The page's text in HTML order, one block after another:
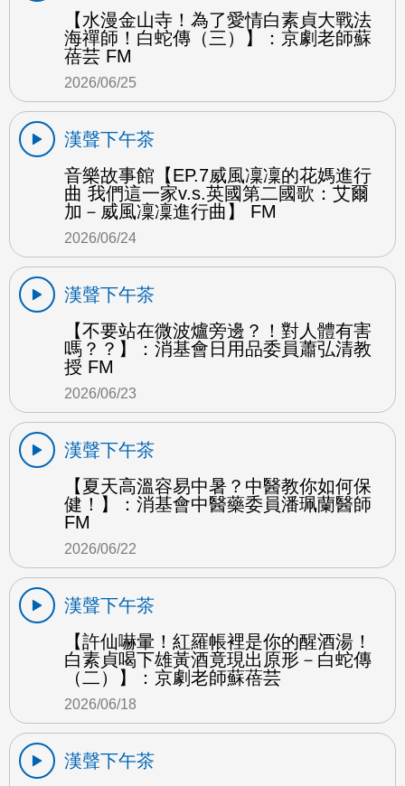
【水漫金山寺！為了愛情白素貞大戰法
海禪師！白蛇傳（三）】：京劇老師蘇
蓓芸 FM
2026/06/25
漢聲下午茶
音樂故事館【EP.7威風凜凜的花媽進行
曲 我們這一家v.s.英國第二國歌：艾爾
加－威風凜凜進行曲】 FM
2026/06/24
漢聲下午茶
【不要站在微波爐旁邊？！對人體有害
嗎？？】：消基會日用品委員蕭弘清教
授 FM
2026/06/23
漢聲下午茶
【夏天高溫容易中暑？中醫教你如何保
健！】：消基會中醫藥委員潘珮蘭醫師
FM
2026/06/22
漢聲下午茶
【許仙嚇暈！紅羅帳裡是你的醒酒湯！
白素貞喝下雄黃酒竟現出原形－白蛇傳
（二）】：京劇老師蘇蓓芸
2026/06/18
漢聲下午茶